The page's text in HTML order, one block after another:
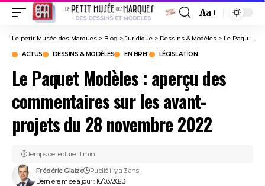
Font
Resizer
Aa
Le petit Musée des Marques > Blog > Juridique > Dessins & Modèles > Le Paquet Modèles : aperçu des commentaires sur les avant-projets du 28 novembre 2022
ACTUS DESSINS & MODÈLES EN BREF LÉGISLATION
Le Paquet Modèles : aperçu des
commentaires sur les avant-
projets du 28 novembre 2022
Dernière mise à jour : 16/03/2023
Frédéric Glaize Publié il y a 3 ans
Temps de lecture : 1 min.